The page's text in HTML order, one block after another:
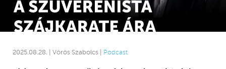
2025.08.28. | Vörös Szabolcs | Podcast